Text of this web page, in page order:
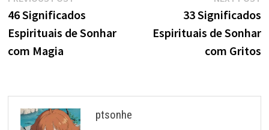
de
artigos
post:
46 Significados
Espirituais de Sonhar
com Magia
33 Significados
Espirituais de Sonhar
com Gritos
ptsonhe